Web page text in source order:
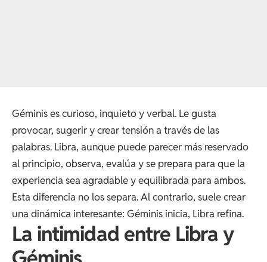
Géminis es curioso, inquieto y verbal. Le gusta
provocar, sugerir y crear tensión a través de las
palabras. Libra, aunque puede parecer más reservado
al principio, observa, evalúa y se prepara para que la
experiencia sea agradable y equilibrada para ambos.
Esta diferencia no los separa. Al contrario, suele crear
una dinámica interesante: Géminis inicia, Libra refina.
La intimidad entre Libra y